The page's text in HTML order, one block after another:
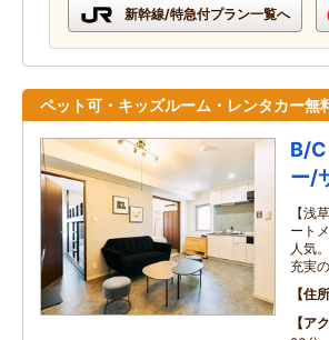
新幹線/特急付プラン一覧へ
ペット可・キッズルーム・レンタカー無
B/C
ー/
【浅
ート
人気
充実
住所
ア